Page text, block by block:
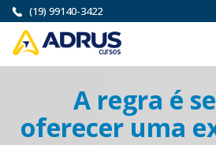
(19) 99140-3422
A regra é
oferecer uma